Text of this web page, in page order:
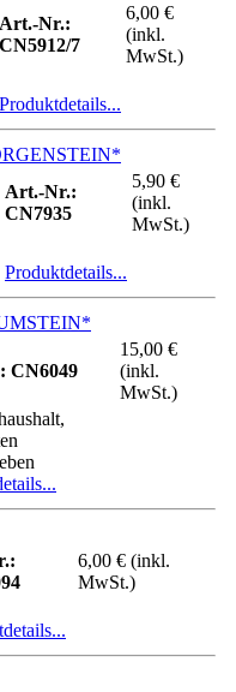
Art.-Nr.:
CN5912/7
6,00 €
(inkl.
MwSt.)
Produktdetails...
Art.-Nr.:
CN7935
5,90 €
(inkl.
MwSt.)
Produktdetails...
CN6049
15,00 €
(inkl.
MwSt.)
6,00 € (inkl.
MwSt.)